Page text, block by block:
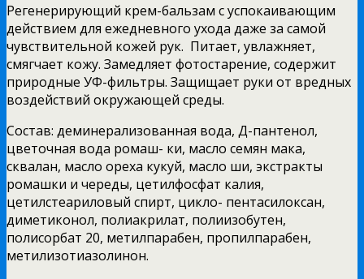
Регенерирующий крем-бальзам с успокаивающим
действием для ежедневного ухода даже за самой
чувствительной кожей рук. Питает, увлажняет,
смягчает кожу. Замедляет фотостарение, содержит
природные УФ-фильтры. Защищает руки от вредных
воздействий окружающей среды.
Состав: деминерализованная вода, Д-пантенол,
цветочная вода ромаш- ки, масло семян мака,
сквалан, масло ореха кукуй, масло ши, экстракты
ромашки и череды, цетилфосфат калия,
цетилстеариловый спирт, цикло- пентасилоксан,
диметиконол, полиакрилат, полиизобутен,
полисорбат 20, метилпарабен, пропилпарабен,
метилизотиазолинон.